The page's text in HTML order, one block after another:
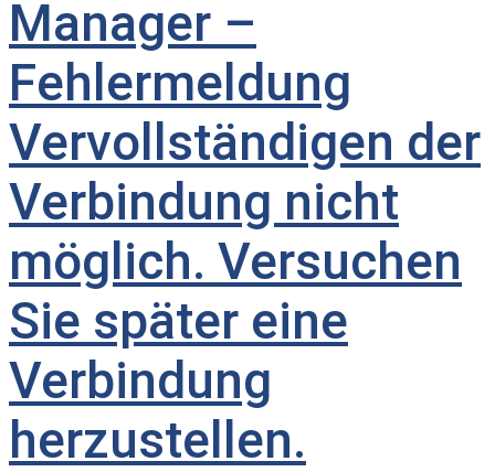
Manager –
Fehlermeldung
Vervollständigen der
Verbindung nicht
möglich. Versuchen
Sie später eine
Verbindung
herzustellen.